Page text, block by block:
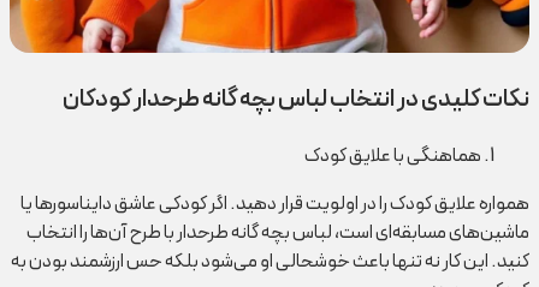
نکات کلیدی در انتخاب لباس بچه گانه طرحدار کودکان
هماهنگی با علایق کودک
همواره علایق کودک را در اولویت قرار دهید. اگر کودکی عاشق دایناسورها یا
ماشین‌های مسابقه‌ای است، لباس بچه گانه طرحدار با طرح آن‌ها را انتخاب
کنید. این کار نه تنها باعث خوشحالی او می‌شود بلکه حس ارزشمند بودن به